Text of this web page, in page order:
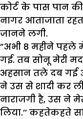
कोर्ट के पास पान
नागर आताजाता
जानने लगी.
”अभी 8 महीने पहले
गई. तब सोनू मेरी
अहसान तले दब गई
ने उस से शादी कर
नाराजगी है, उस ने
लिया.’’ कहतेकहते